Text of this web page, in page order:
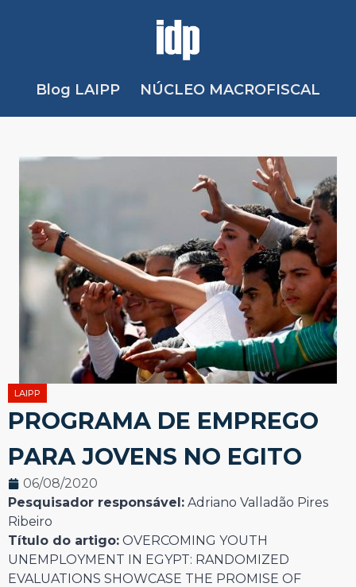
Blog LAIPP NÚCLEO MACROFISCAL
LAIPP
PROGRAMA DE EMPREGO
PARA JOVENS NO EGITO
06/08/2020
Pesquisador responsável: Adriano Valladão Pires
Ribeiro
Título do artigo: OVERCOMING YOUTH
UNEMPLOYMENT IN EGYPT: RANDOMIZED
EVALUATIONS SHOWCASE THE PROMISE OF